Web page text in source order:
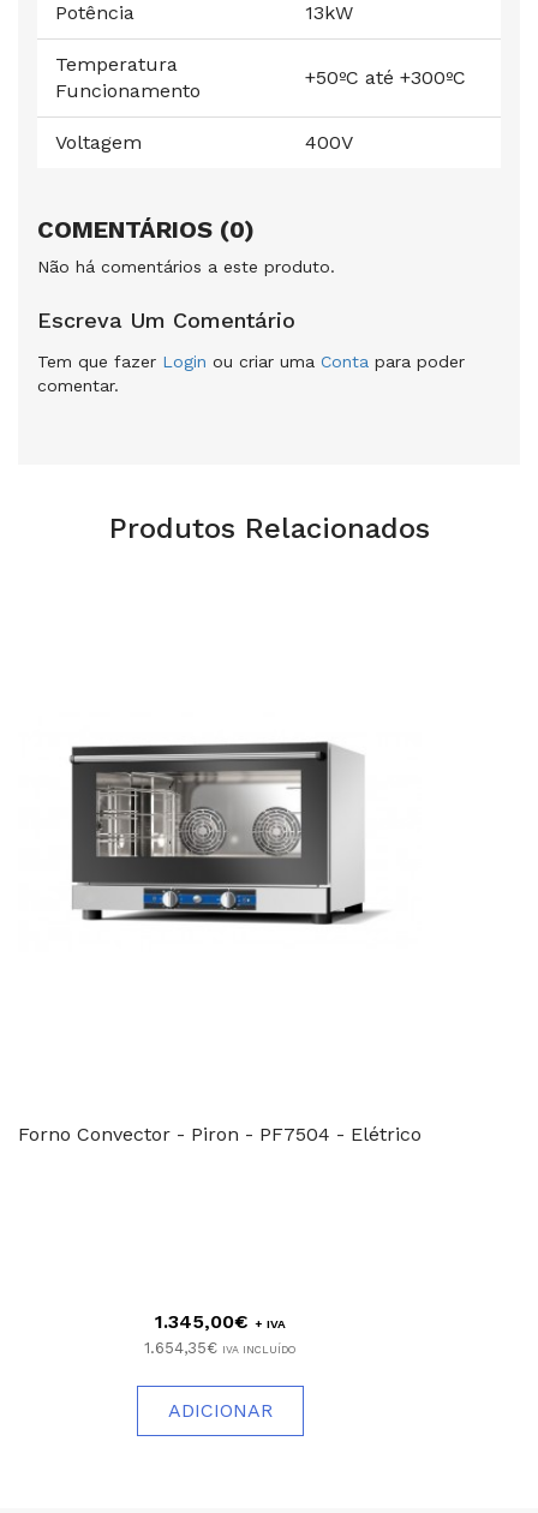
Potência 13kW
Temperatura
Funcionamento
+50ºC até +300ºC
Voltagem 400V
COMENTÁRIOS (0)
Não há comentários a este produto.
Escreva Um Comentário
Tem que fazer Login ou criar uma Conta para poder
comentar.
Produtos Relacionados
Forno Convector - Piron - PF7504 - Elétrico
1.345,00€ + IVA
1.654,35€ IVA INCLUÍDO
ADICIONAR